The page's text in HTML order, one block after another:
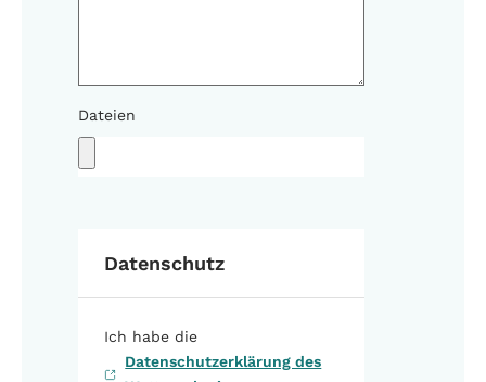
Dateien
Datenschutz
Ich habe die
Datenschutzerklärung des